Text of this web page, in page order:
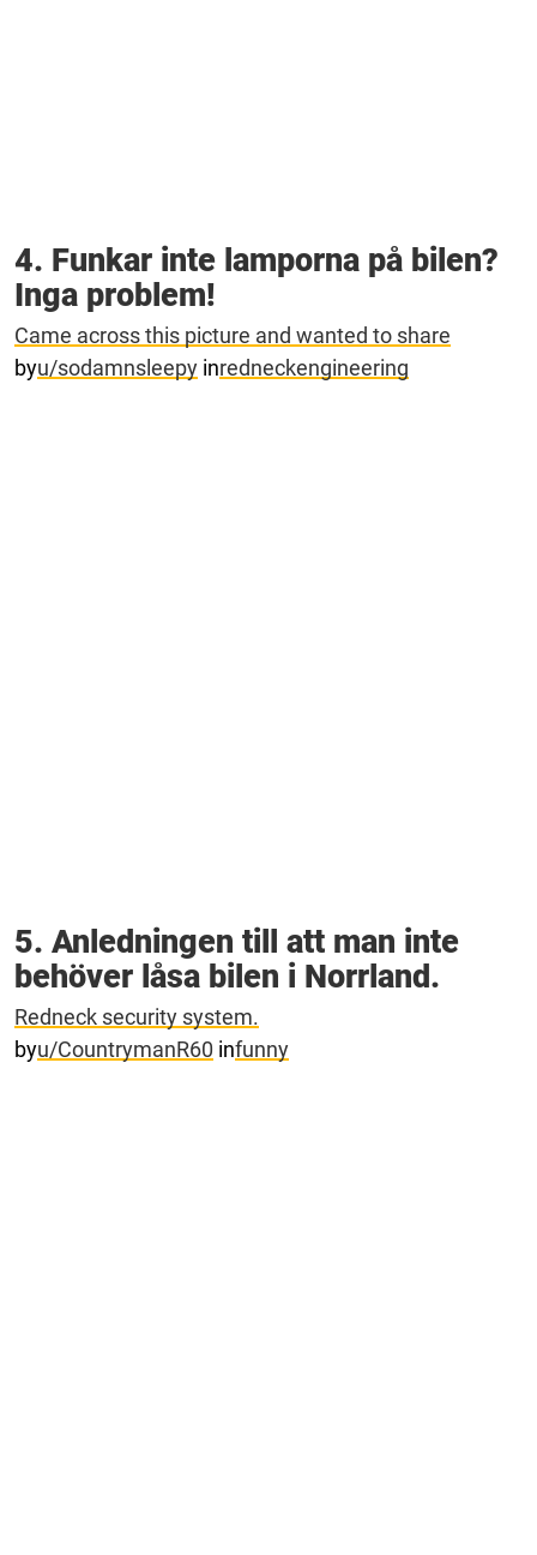
4. Funkar inte lamporna på bilen?
Inga problem!
Came across this picture and wanted to share
byu/sodamnsleepy inredneckengineering
5. Anledningen till att man inte
behöver låsa bilen i Norrland.
Redneck security system.
byu/CountrymanR60 infunny